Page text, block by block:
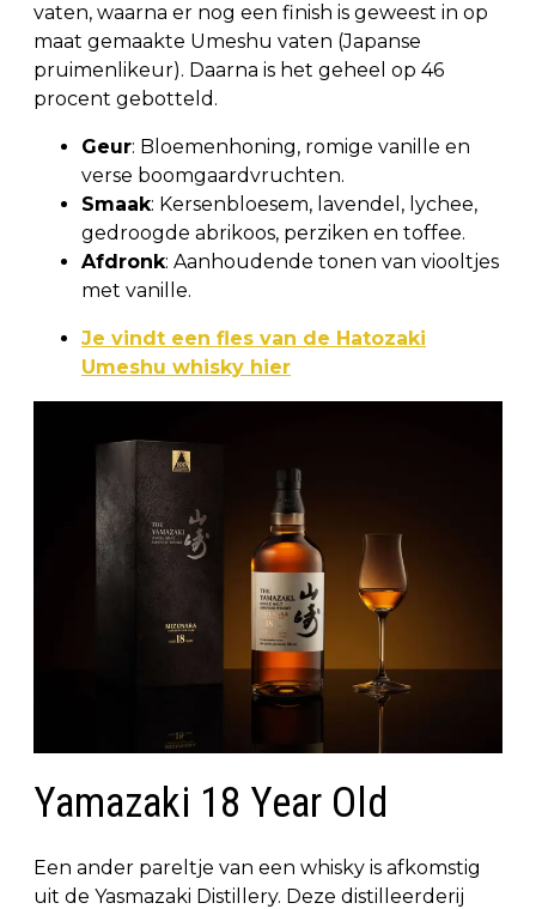
vaten, waarna er nog een finish is geweest in op
maat gemaakte Umeshu vaten (Japanse
pruimenlikeur). Daarna is het geheel op 46
procent gebotteld.
Geur: Bloemenhoning, romige vanille en
verse boomgaardvruchten.
Smaak: Kersenbloesem, lavendel, lychee,
gedroogde abrikoos, perziken en toffee.
Afdronk: Aanhoudende tonen van viooltjes
met vanille.
Je vindt een fles van de Hatozaki
Umeshu whisky hier
Yamazaki 18 Year Old
Een ander pareltje van een whisky is afkomstig
uit de Yasmazaki Distillery. Deze distilleerderij